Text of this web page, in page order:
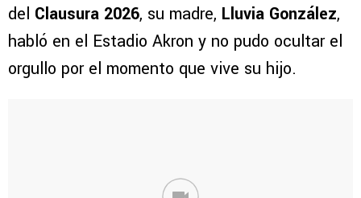
del Clausura 2026, su madre, Lluvia González,
habló en el Estadio Akron y no pudo ocultar el
orgullo por el momento que vive su hijo.